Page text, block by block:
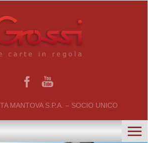
MANTOVA S.P.A. – SOCIO UNICO